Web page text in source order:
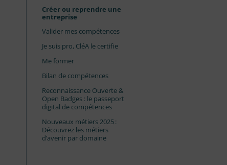
Créer ou reprendre une
entreprise
Valider mes compétences
Je suis pro, CléA le certifie
Me former
Bilan de compétences
Reconnaissance Ouverte &
Open Badges : le passeport
digital de compétences
Nouveaux métiers 2025 :
Découvrez les métiers
d’avenir par domaine